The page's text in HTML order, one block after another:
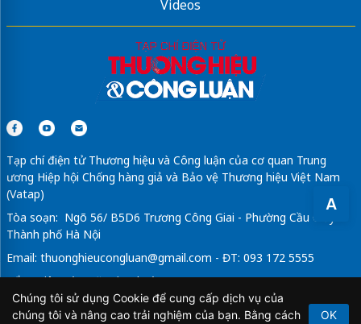
A
Videos
Tạp chí điện tử Thương hiệu và Công luận của cơ quan Trung
ương Hiệp hội Chống hàng giả và Bảo vệ Thương hiệu Việt Nam
(Vatap)
Tòa soạn: Ngõ 56/ B5D6 Trương Công Giai - Phường Cầu Giấy -
Thành phố Hà Nội
Email: thuonghieucongluan@gmail.com - ĐT: 093 172 5555
Tổng Biên Tập: Vũ Đức Thuận
Giấy phép hoạt động báo chí điện tử số 64/GP-BTTTT do Bộ
Chúng tôi sử dụng Cookie để cung cấp dịch vụ của
chúng tôi và nâng cao trải nghiệm của bạn. Bằng cách
OK